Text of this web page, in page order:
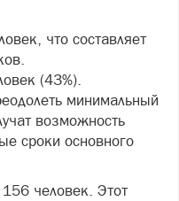
что составляет
(43%).
минимальный
возможность
сроки основного
человек. Этот